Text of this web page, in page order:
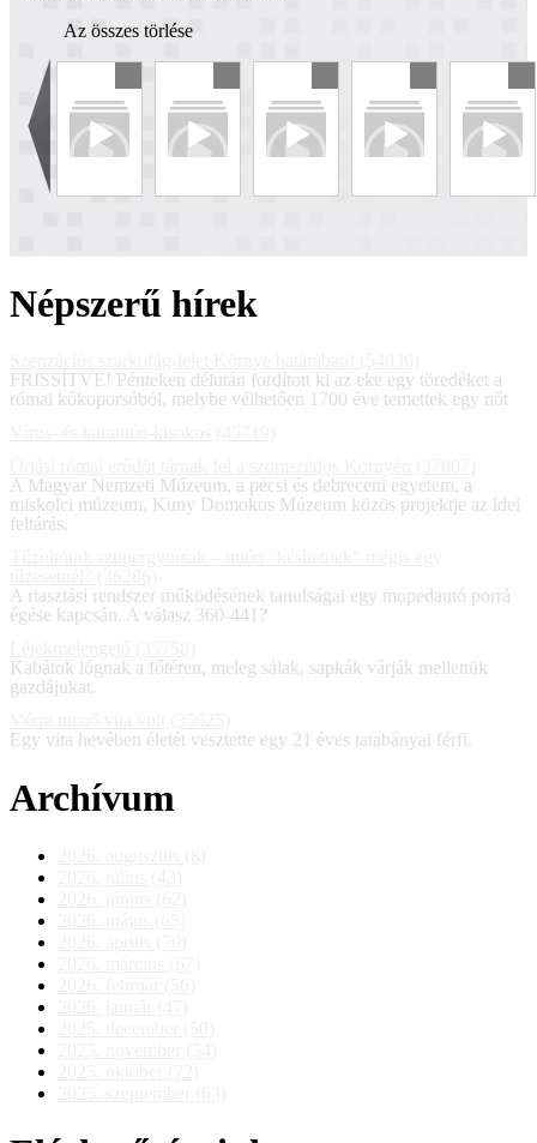
Az összes törlése
Népszerű hírek
FRISSÍTVE! Pénteken délután fordított ki az eke egy töredéket a
római kőkoporsóból, melybe vélhetően 1700 éve temettek egy nőt
A Magyar Nemzeti Múzeum, a pécsi és debreceni egyetem, a
miskolci múzeum, Kuny Domokos Múzeum közös projektje az idei
feltárás.
A riasztási rendszer működésének tanulságai egy mopedautó porrá
égése kapcsán. A válasz 360-441?
Kabátok lógnak a főtéren, meleg sálak, sapkák várják mellettük
gazdájukat.
Egy vita hevében életét vesztette egy 21 éves tatabányai férfi.
Archívum